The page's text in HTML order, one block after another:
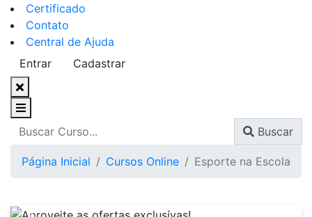
Certificado
Contato
Central de Ajuda
Entrar
Cadastrar
Buscar
Página Inicial Cursos Online Esporte na Escola